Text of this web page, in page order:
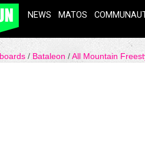
NEWS MATOS
Bataleon All Mountain